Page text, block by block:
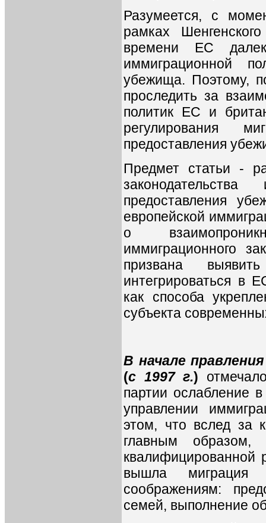
Разумеется, с
рамках
времени ЕС
иммиграционной
убежища. Поэтому,
проследить за
политик ЕС и
регулирования
предоставления
Предмет статьи -
предоставления
европейской
о
иммиграционного
призвана
интегрироваться в
как способа
субъекта
В начале
(с 1997 г.)
партии ослабление
управлении
этом, что вслед за
главным образом,
квалифицированной
вышла миграция
соображениям:
семей, выполнение